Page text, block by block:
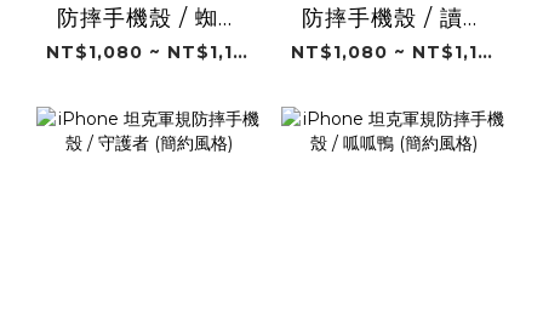
防摔手機殼 / 蜘蛛
人 (簡約風格)
NT$1,080 ~ NT$1,180
防摔手機殼 / 讀書
人 (簡約風格)
NT$1,080 ~ NT$1,180